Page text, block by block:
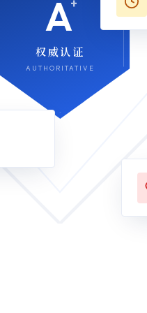
A
权威认证
AUTHORITATIVE